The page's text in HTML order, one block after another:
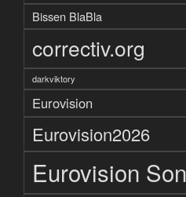
Bissen BlaBla
correctiv.org
darkviktory
Eurovision
Eurovision2026
Eurovision